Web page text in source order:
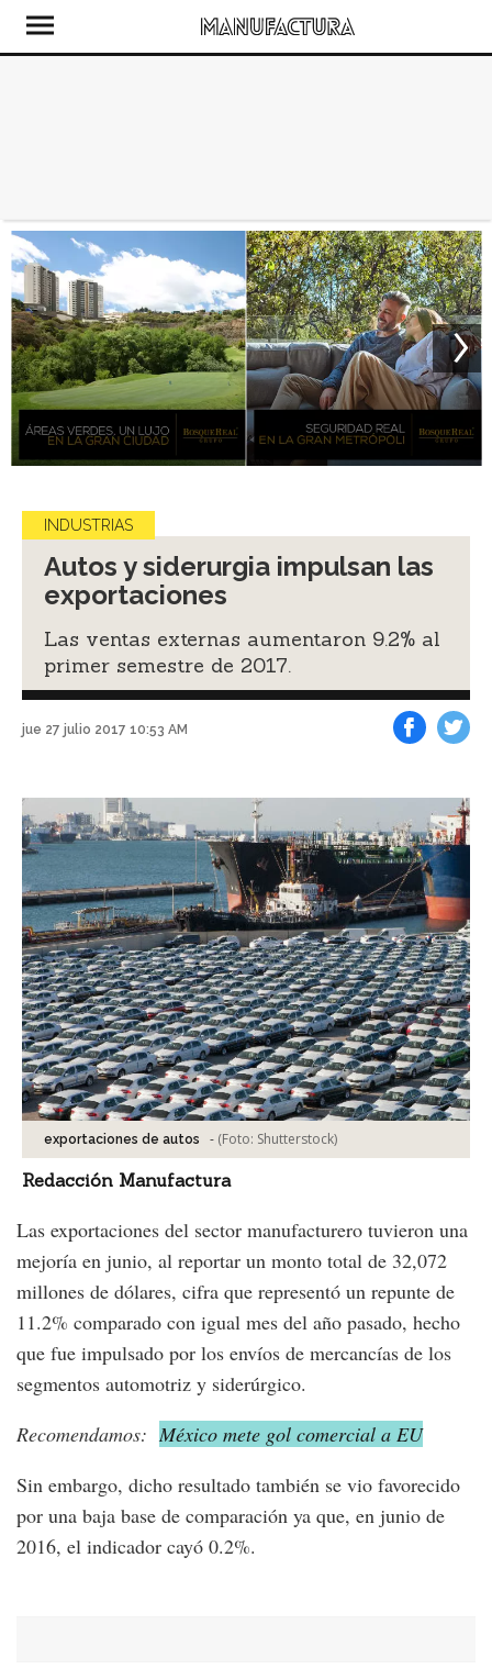
INDUSTRIAS
Autos y siderurgia impulsan las
exportaciones
Las ventas externas aumentaron 9.2% al
primer semestre de 2017.
jue 27 julio 2017 10:53 AM
exportaciones de autos - (Foto: Shutterstock)
Redacción Manufactura
Las exportaciones del sector manufacturero tuvieron una
mejoría en junio, al reportar un monto total de 32,072
millones de dólares, cifra que representó un repunte de
11.2% comparado con igual mes del año pasado, hecho
que fue impulsado por los envíos de mercancías de los
segmentos automotriz y siderúrgico.
Recomendamos: México mete gol comercial a EU
Sin embargo, dicho resultado también se vio favorecido
por una baja base de comparación ya que, en junio de
2016, el indicador cayó 0.2%.